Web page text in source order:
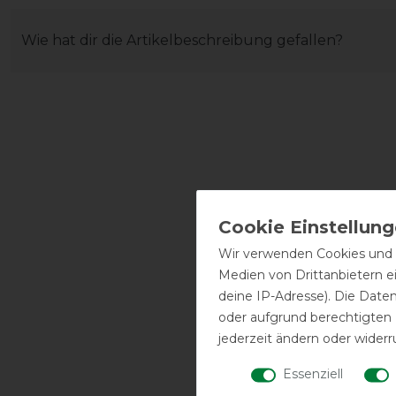
Wie hat dir die Artikelbeschreibung gefallen?
Wir verwenden Cookies
Medien von Drittanbietern
deine IP-Adresse). Die
oder aufgrund berechtigten
jederzeit ändern oder
Essenziell